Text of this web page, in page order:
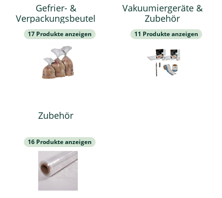
Gefrier- &
Verpackungsbeutel
17 Produkte anzeigen
Vakuumiergeräte &
Zubehör
11 Produkte anzeigen
Zubehör
16 Produkte anzeigen